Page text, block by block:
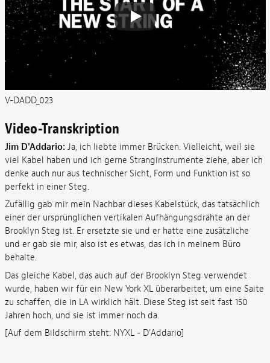
V-DADD_023
Video-Transkription
Jim D'Addario: Ja, ich liebte immer Brücken. Vielleicht, weil sie
viel Kabel haben und ich gerne Stranginstrumente ziehe, aber ich
denke auch nur aus technischer Sicht, Form und Funktion ist so
perfekt in einer Steg.
Zufällig gab mir mein Nachbar dieses Kabelstück, das tatsächlich
einer der ursprünglichen vertikalen Aufhängungsdrähte an der
Brooklyn Steg ist. Er ersetzte sie und er hatte eine zusätzliche
und er gab sie mir, also ist es etwas, das ich in meinem Büro
behalte.
Das gleiche Kabel, das auch auf der Brooklyn Steg verwendet
wurde, haben wir für ein New York XL überarbeitet, um eine Saite
zu schaffen, die in LA wirklich hält. Diese Steg ist seit fast 150
Jahren hoch, und sie ist immer noch da.
[Auf dem Bildschirm steht: NYXL - D'Addario]